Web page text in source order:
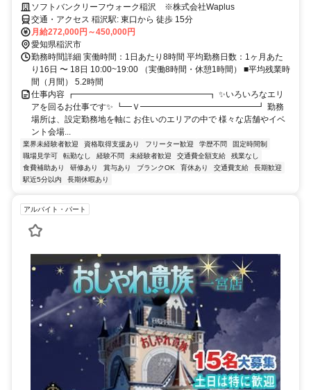
ソフトバンクリーフウォーク稲沢 ※株式会社Waplus
交通・アクセス 稲沢駅: 東口から 徒歩 15分
月給272,000円～450,000円
愛知県稲沢市
勤務時間詳細 実働時間：1日あたり8時間 平均勤務日数：1ヶ月あた
り16日 〜 18日 10:00~19:00 （実働8時間・休憩1時間） ■平均残業時
間（月間） 5.2時間
仕事内容 ┏━━━━━━━━━━━━━━━━┓ ✨いろいろなエリ
アを回るお仕事です✨ ┗━Ｖ━━━━━━━━━━━━━━┛ 勤務
場所は、設定勤務地を軸に お住いのエリアの中で 様々な店舗やイベ
ント会場...
業界未経験者歓迎 資格取得支援あり フリーター歓迎 学歴不問
固定時間制
職場見学可
転勤なし 経験不問 未経験者歓迎 交通費全額支給
残業なし
食費補助あり
研修あり 賞与あり ブランクOK 育休あり 交通費支給
長期歓迎
駅近5分以内
長期休暇あり
アルバイト・パート